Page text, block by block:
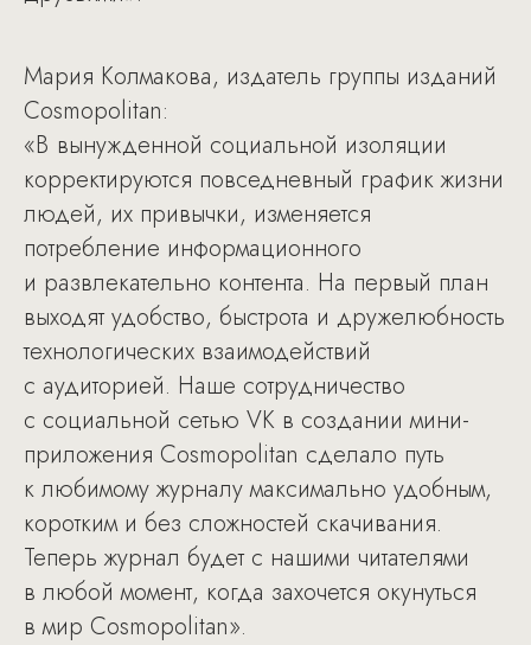
Мария Колмакова, издатель группы изданий
Cosmopolitan:
«В вынужденной социальной изоляции
корректируются повседневный график жизни
людей, их привычки, изменяется
потребление информационного
и развлекательно контента. На первый план
выходят удобство, быстрота и дружелюбность
технологических взаимодействий
с аудиторией. Наше сотрудничество
с социальной сетью VK в создании мини-
приложения Cosmopolitan сделало путь
к любимому журналу максимально удобным,
коротким и без сложностей скачивания.
Теперь журнал будет с нашими читателями
в любой момент, когда захочется окунуться
в мир Cosmopolitan».